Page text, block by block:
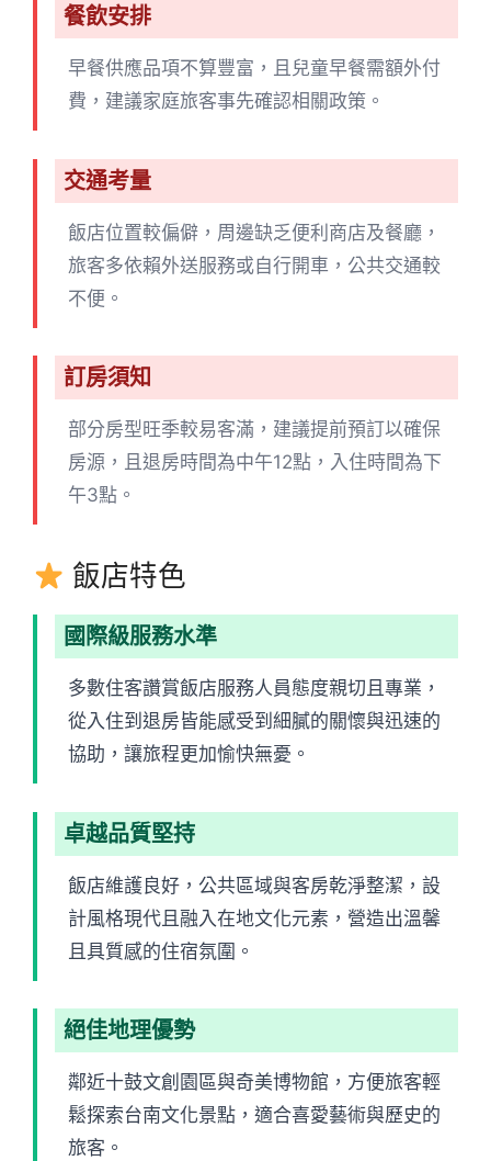
餐飲安排
早餐供應品項不算豐富，且兒童早餐需額外付
費，建議家庭旅客事先確認相關政策。
交通考量
飯店位置較偏僻，周邊缺乏便利商店及餐廳，
旅客多依賴外送服務或自行開車，公共交通較
不便。
訂房須知
部分房型旺季較易客滿，建議提前預訂以確保
房源，且退房時間為中午12點，入住時間為下
午3點。
飯店特色
國際級服務水準
多數住客讚賞飯店服務人員態度親切且專業，
從入住到退房皆能感受到細膩的關懷與迅速的
協助，讓旅程更加愉快無憂。
卓越品質堅持
飯店維護良好，公共區域與客房乾淨整潔，設
計風格現代且融入在地文化元素，營造出溫馨
且具質感的住宿氛圍。
絕佳地理優勢
鄰近十鼓文創園區與奇美博物館，方便旅客輕
鬆探索台南文化景點，適合喜愛藝術與歷史的
旅客。